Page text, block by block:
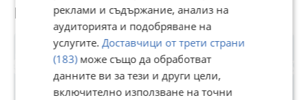
ПРЕДИМСТВА НА ИМОТА:
Бутиков комплекс от самостоятелни къщи;
Собствен двор към всяка къща;
Панорамни гледки към Витоша;
Просторни и функционални помещения;
Висок клас строителство и енергийна ефективност;
Потребител
реклами и съдържание, анализ на
аудиторията и подобряване на
услугите. Доставчици от трети страни
(183)може също да обработват
данните ви за тези и други цели,
включително използване на точни